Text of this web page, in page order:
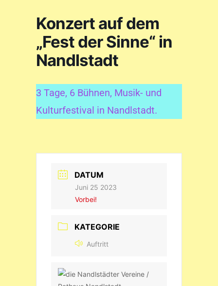
Konzert auf dem
„Fest der Sinne“ in
Nandlstadt
3 Tage, 6 Bühnen, Musik- und
Kulturfestival in Nandlstadt.
DATUM
Juni 25 2023
Vorbei!
KATEGORIE
Auftritt